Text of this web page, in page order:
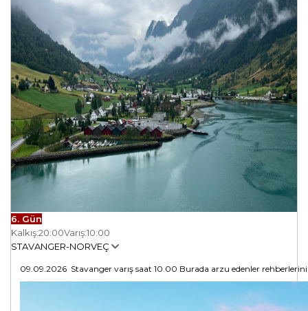
6. Gün
Kalkış:20:00Varış:10:00
STAVANGER-NORVEÇ
09.09.2026 Stavanger varış saat 10.00 Burada arzu edenler